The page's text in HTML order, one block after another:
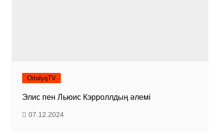
OrtalyqTV
Элис пен Льюис Кэрроллдың әлемі
07.12.2024